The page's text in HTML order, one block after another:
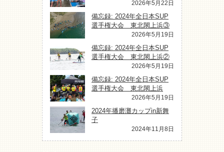
2026年5月22日
備忘録: 2024年全日本SUP
選手権大会 東北閖上浜③
2026年5月19日
備忘録: 2024年全日本SUP
選手権大会 東北閖上浜②
2026年5月19日
備忘録: 2024年全日本SUP
選手権大会 東北閖上浜
2026年5月19日
2024年播磨灘カップin新舞
子
2024年11月8日